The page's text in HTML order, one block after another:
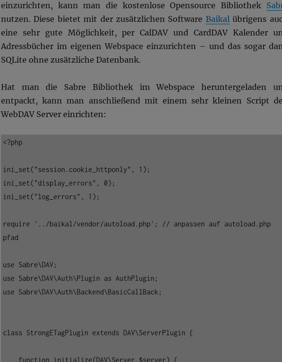
einzurichten, kann man die kostenlose Opensource Bibliothek
nutzen. Diese bietet mit der zusätzlichen Software Baikalübrigens
eine sehr gute Möglichkeit, per CalDAV und CardDAV Kalender
Adressbücher im eigenen Webspace einzurichten – und das sogar
SQLite ohne zusätzliche Datenbank.
Hat man die Sabre Bibliothek im Webspace heruntergeladen
entpackt, kann man anschließend mit einem sehr kleinen Script
WebDAV Server einrichten:
<?php
ini_set("session.cookie_httponly", 1);
ini_set("display_errors", 0);
ini_set("log_errors", 1);
require '../baikal/vendor/autoload.php'; // anpassen auf autoload.php
pfad
use Sabre\DAV;
use Sabre\DAV\Auth\Plugin as AuthPlugin;
use Sabre\DAV\Auth\Backend\BasicCallBack;
class StrongETagPlugin extends DAV\ServerPlugin {